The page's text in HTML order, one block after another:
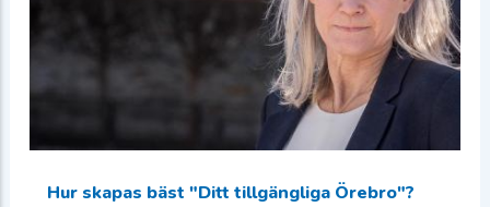
Hur skapas bäst "Ditt tillgängliga Örebro"?